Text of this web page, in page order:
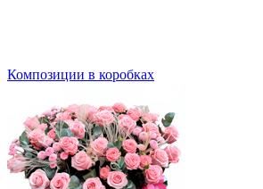
Композиции в коробках